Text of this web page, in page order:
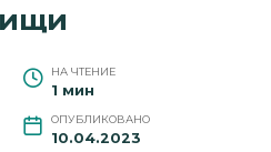
НА ЧТЕНИЕ
1 мин
ОПУБЛИКОВАНО
10.04.2023